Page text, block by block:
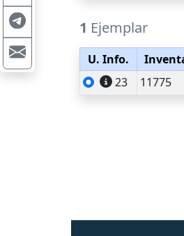
1 Ejemplar
U. Info.
23
11775